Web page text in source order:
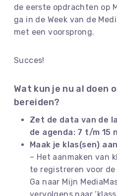
de eerste opdrachten op
ga in de Week van de
met een voorsprong.
Succes!
Wat kun je nu al doen
bereiden?
Zet de data van de
de agenda: 7 t/m 15
Maak je klas(sen)
– Het aanmaken van
te registreren voor
Ga naar Mijn